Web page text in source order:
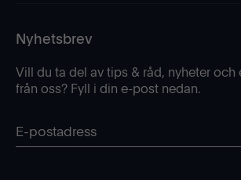
Nyhetsbrev
Vill du ta del av tips & råd, nyheter och
från oss? Fyll i din e-post nedan.